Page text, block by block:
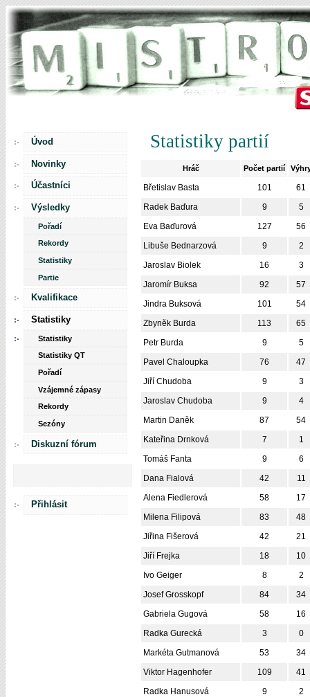
Úvod
Novinky
Účastníci
Výsledky
Pořadí
Rekordy
Statistiky
Partie
Kvalifikace
Statistiky
Statistiky
Statistiky QT
Pořadí
Vzájemné zápasy
Rekordy
Sezóny
Diskuzní fórum
Přihlásit
Statistiky partií
Hráč Počet partií
Břetislav Basta 101
61
Radek Baďura
9
5
Eva Baďurová
127
56
Libuše Bednarzová
9
2
Jaroslav Biolek
16
3
Jaromír Buksa
92
57
Jindra Buksová
101
54
Zbyněk Burda
113
65
Petr Burda
9
5
Pavel Chaloupka
76
47
Jiří Chudoba
9
3
Jaroslav Chudoba
9
4
Martin Daněk
87
54
Kateřina Drnková
7
1
Tomáš Fanta
9
6
Dana Fialová
42
11
Alena Fiedlerová
58
17
Milena Filipová
83
48
Jiřina Fišerová
42
21
Jiří Frejka
18
10
Ivo Geiger
8
2
Josef Grosskopf
84
34
Gabriela Gugová
58
16
Radka Gurecká
3
0
Markéta Gutmanová
53
34
Viktor Hagenhofer
109
41
Radka Hanusová
9
2